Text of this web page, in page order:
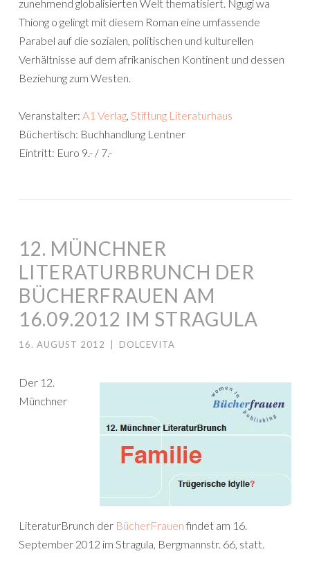
zunehmend globalisierten Welt thematisiert. Ngugi wa
Thiong o gelingt mit diesem Roman eine umfassende
Parabel auf die sozialen, politischen und kulturellen
Verhältnisse auf dem afrikanischen Kontinent und dessen
Beziehung zum Westen.
Veranstalter: A1 Verlag, Stiftung Literaturhaus
Büchertisch: Buchhandlung Lentner
Eintritt: Euro 9.- / 7.-
12. MÜNCHNER
LITERATURBRUNCH DER
BÜCHERFRAUEN AM
16.09.2012 IM STRAGULA
16. AUGUST 2012 DOLCEVITA
Der 12.
Münchner
LiteraturBrunch der BücherFrauen findet am 16.
September 2012 im Stragula, Bergmannstr. 66, statt.